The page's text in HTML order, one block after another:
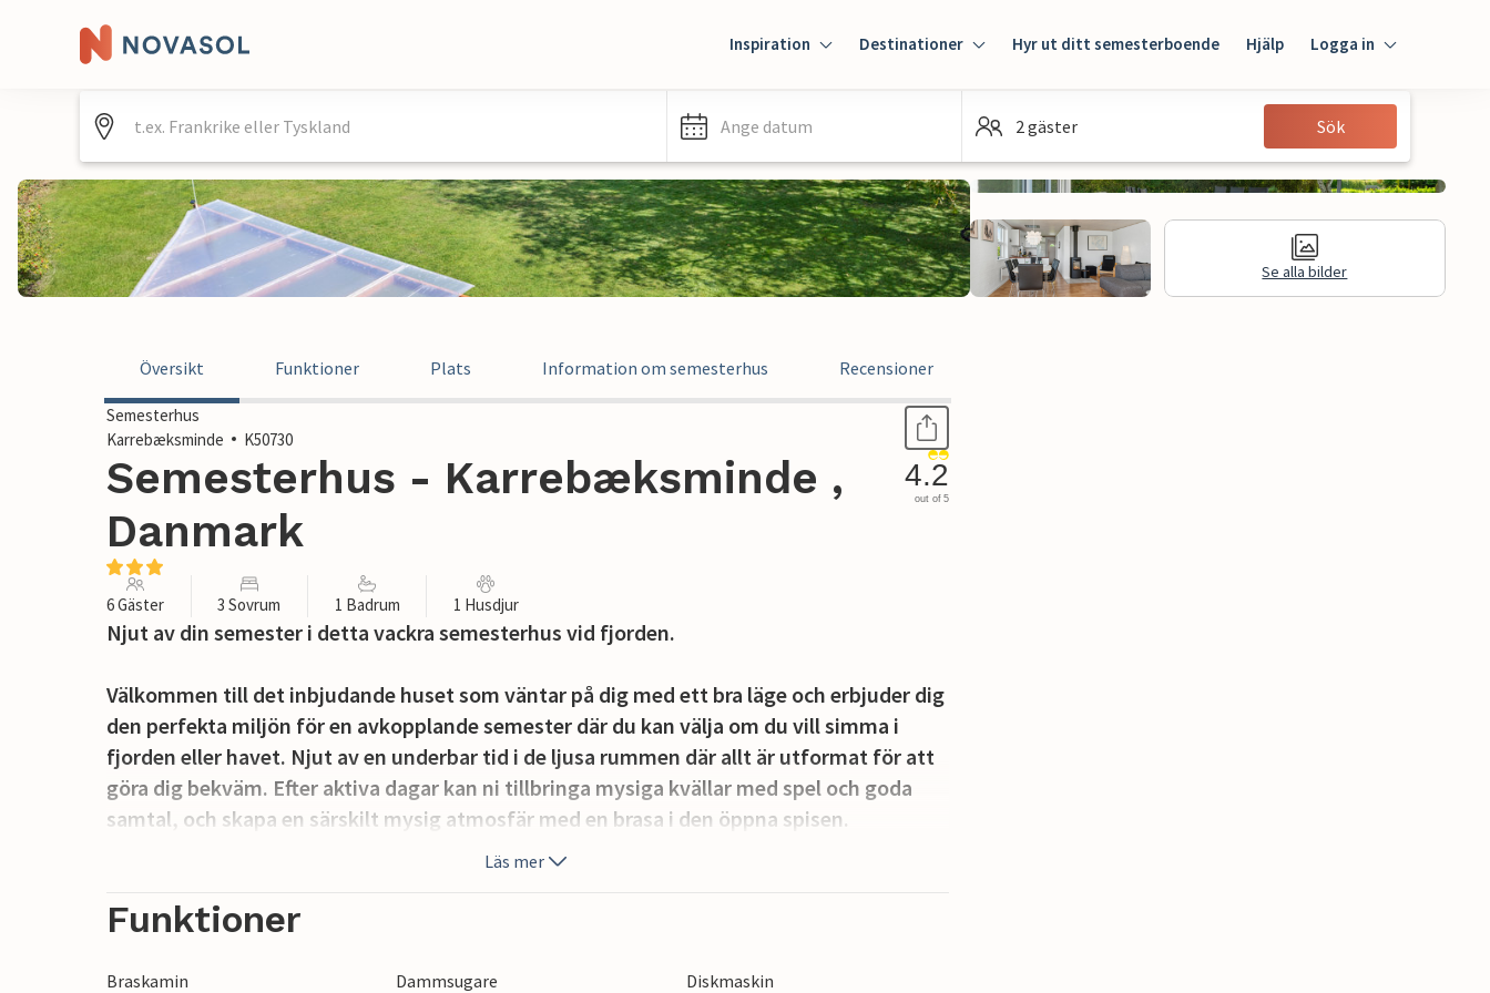
Inspiration Destinationer Hyr ut ditt semesterboende Hjälp Logga in
Gäst
Ange datum 2 gäster Sök
Se alla bilder
Översikt Funktioner Plats Information om semesterhus Recensioner
Semesterhus
Karrebæksminde
K50730
Semesterhus - Karrebæksminde ,
Danmark
4.2
out of 5
6 Gäster 3 Sovrum 1 Badrum 1 Husdjur
Njut av din semester i detta vackra semesterhus vid fjorden.
Välkommen till det inbjudande huset som väntar på dig med ett bra läge och erbjuder dig
den perfekta miljön för en avkopplande semester där du kan välja om du vill simma i
fjorden eller havet. Njut av en underbar tid i de ljusa rummen där allt är utformat för att
göra dig bekväm. Efter aktiva dagar kan ni tillbringa mysiga kvällar med spel och goda
samtal, och skapa en särskilt mysig atmosfär med en brasa i den öppna spisen.
avkoppling. Njut av solen här, anordna mysiga grilleftermiddagar eller samla dina nära
Läs mer
Funktioner
Braskamin Dammsugare
Diskmaskin